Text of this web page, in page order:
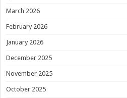
March 2026
February 2026
January 2026
December 2025
November 2025
October 2025